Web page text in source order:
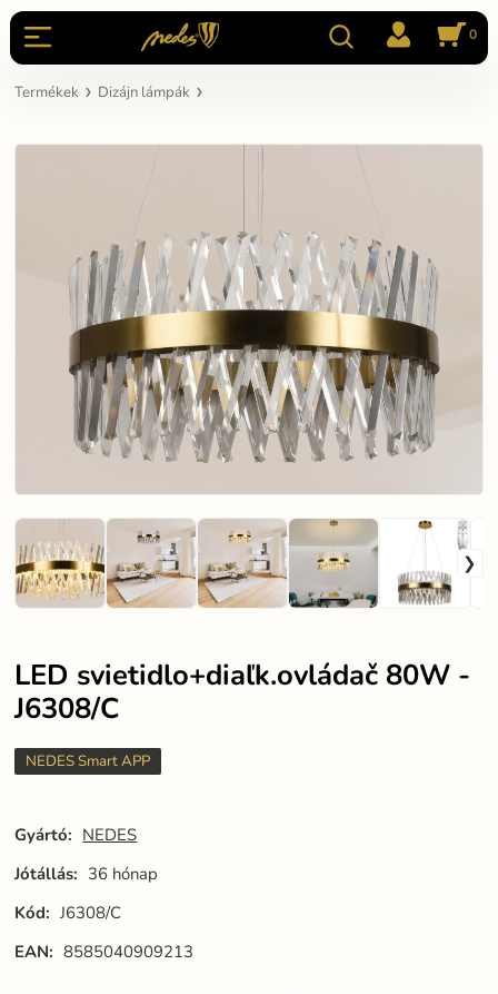
0
Termékek Dizájn lámpák
LED svietidlo+diaľk.ovládač 80W -
J6308/C
NEDES Smart APP
Gyártó: NEDES
Jótállás: 36 hónap
Kód: J6308/C
EAN: 8585040909213